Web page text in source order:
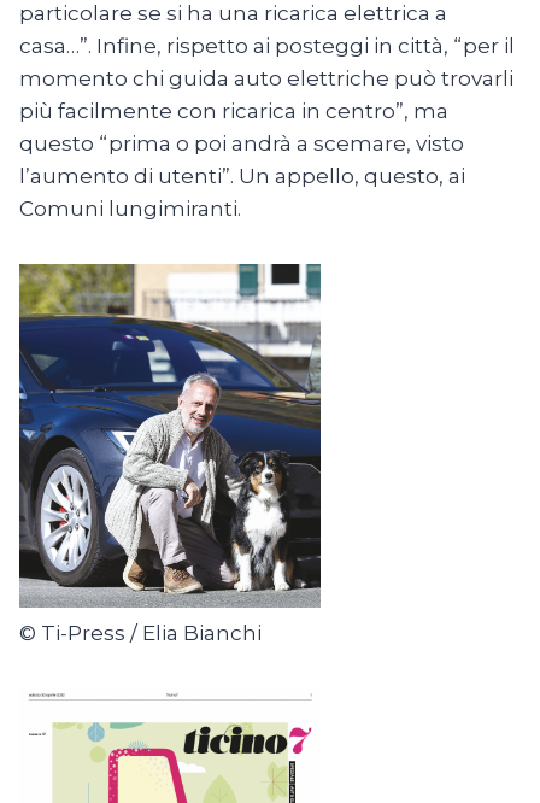
particolare se si ha una ricarica elettrica a
casa…”. Infine, rispetto ai posteggi in città, “per il
momento chi guida auto elettriche può trovarli
più facilmente con ricarica in centro”, ma
questo “prima o poi andrà a scemare, visto
l’aumento di utenti”. Un appello, questo, ai
Comuni lungimiranti.
© Ti-Press / Elia Bianchi